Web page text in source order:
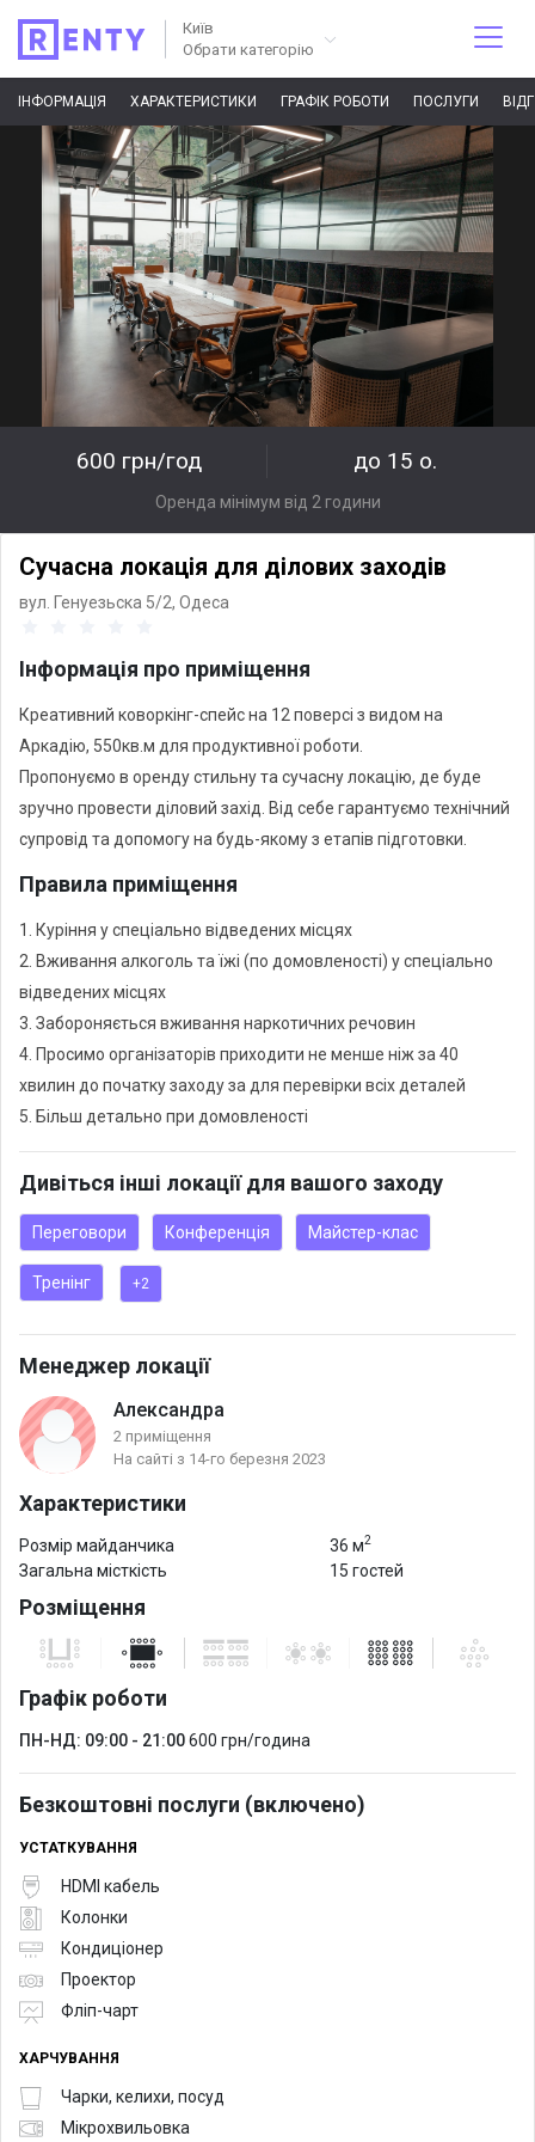
Київ
Обрати категорію
ІНФОРМАЦІЯ ХАРАКТЕРИСТИКИ ГРАФІК РОБОТИ ПОСЛУГИ
600 грн/год до 15 о.
Оренда мінімум від 2 години
Сучасна локація для ділових заходів
вул. Генуезьска 5/2, Одеса
Інформація про приміщення
Креативний коворкінг-спейс на 12 поверсі з видом на
Аркадію, 550кв.м для продуктивної роботи.
Пропонуємо в оренду стильну та сучасну локацію, де буде
зручно провести діловий захід. Від себе гарантуємо технічний
супровід та допомогу на будь-якому з етапів підготовки.
Правила приміщення
1. Куріння у спеціально відведених місцях
2. Вживання алкоголь та їжі (по домовленості) у спеціально
відведених місцях
3. Забороняється вживання наркотичних речовин
4. Просимо організаторів приходити не менше ніж за 40
хвилин до початку заходу за для перевірки всіх деталей
5. Більш детально при домовленості
Дивіться інші локації для вашого заходу
Переговори Конференція Майстер-клас
Тренінг +2
Менеджер локації
Александра
2 приміщення
На сайті з 14-го березня 2023
Характеристики
Розмір майданчика 36 м2
Загальна місткість 15 гостей
Розміщення
Графік роботи
ПН-НД: 09:00 - 21:00600 грн/година
Безкоштовні послуги (включено)
УСТАТКУВАННЯ
HDMI кабель
Колонки
Кондиціонер
Проектор
Фліп-чарт
ХАРЧУВАННЯ
Чарки, келихи, посуд
Мікрохвильовка